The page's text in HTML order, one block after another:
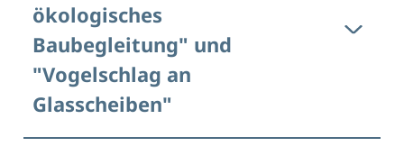
ökologisches
Baubegleitung" und
"Vogelschlag an
Glasscheiben"